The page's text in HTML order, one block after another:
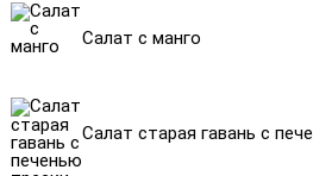
Салат с манго
Салат старая гавань с